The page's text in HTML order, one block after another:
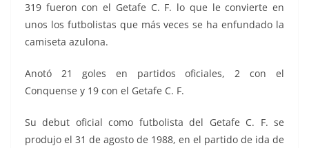
319 fueron con el Getafe C. F. lo que le convierte en
unos los futbolistas que más veces se ha enfundado la
camiseta azulona.
Anotó 21 goles en partidos oficiales, 2 con el
Conquense y 19 con el Getafe C. F.
Su debut oficial como futbolista del Getafe C. F. se
produjo el 31 de agosto de 1988, en el partido de ida de